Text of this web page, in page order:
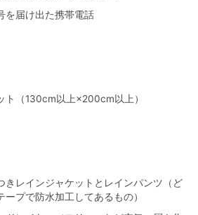
を届け出た携帯電話
ト（130cm以上×200cm以上）
きレインジャケットとレインパンツ（ど
プで防水加工してあるもの）